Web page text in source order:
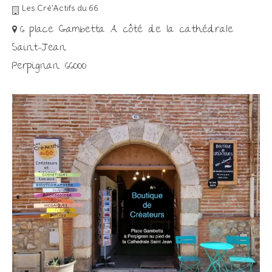
Les Cré'Actifs du 66
6 place Gambetta A côté de la cathédrale
Saint-Jean
Perpignan 66000